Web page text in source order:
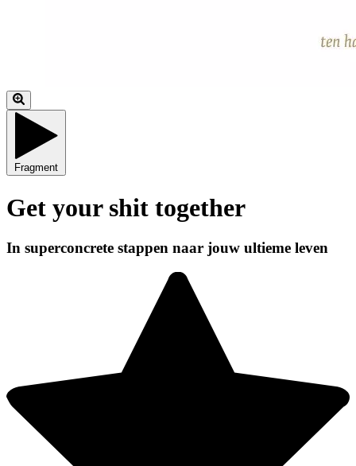
Fragment
Get your shit together
In superconcrete stappen naar jouw ultieme leven